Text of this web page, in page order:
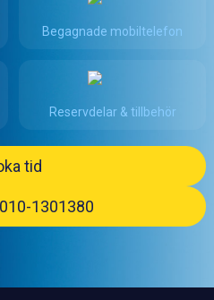
Begagnade mobiltelefon
Reservdelar & tillbehör
tid
1301380